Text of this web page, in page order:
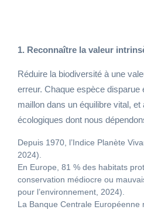
1. Reconnaître la valeur
Réduire la biodiversité à une
erreur. Chaque espèce disparue
maillon dans un équilibre vital,
écologiques dont nous
Depuis 1970, l’Indice Planète
2024).
En Europe, 81 % des habitats
conservation médiocre ou
pour l’environnement, 2024).
La Banque Centrale Européenne